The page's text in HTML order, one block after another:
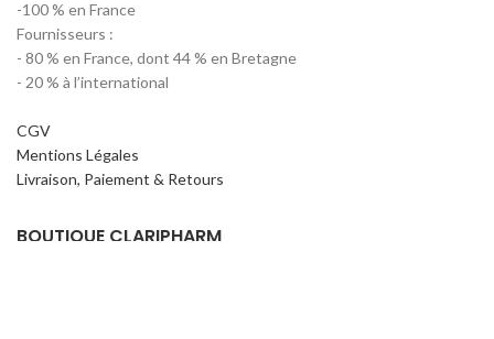
-100 % en France
Fournisseurs :
- 80 % en France, dont 44 % en Bretagne
- 20 % à l’international
CGV
Mentions Légales
Livraison, Paiement & Retours
BOUTIQUE CLARIPHARM